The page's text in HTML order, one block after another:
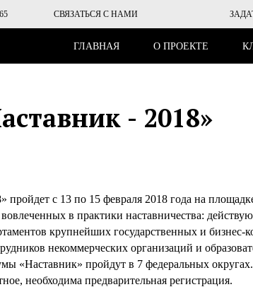
СВЯЗАТЬСЯ С НАМИ
ГЛАВНАЯ О ПРОЕКТЕ
- 2018»
пройдет с 13 по 15 февраля 2018 года на
вовлеченных в практики наставничества:
крупнейших государственных и бизнес-
некоммерческих организаций и
«Наставник» пройдут в 7 федеральных округах.
необходима предварительная регистрация.